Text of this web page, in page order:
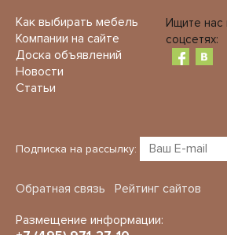
Как выбирать мебель
Компании на сайте
Доска объявлений
Новости
Статьи
Ищите нас
соцсетях:
Подписка на рассылку:
Обратная связь
Рейтинг сайтов
Размещение информации: